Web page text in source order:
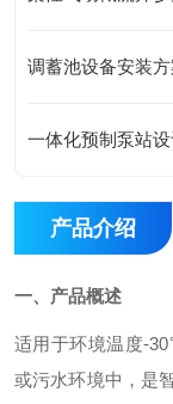
调蓄池设备安装方
一体化预制泵站
产品介绍
一、产品概述
适用于环境温度-
或污水环境中，是